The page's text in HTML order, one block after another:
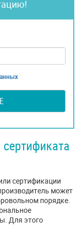
сертификации
может
порядке.
Для этого